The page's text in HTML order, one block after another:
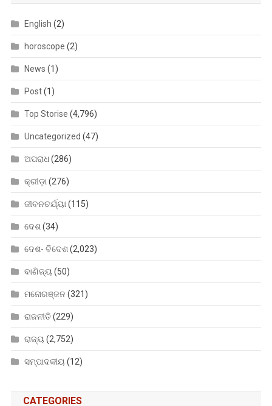
English (2)
horoscope (2)
News (1)
Post(1)
Top Storise (4,796)
Uncategorized (47)
ଅପରାଧ(286)
କ୍ରୀଡ଼ା(276)
ଜୀବନଚର୍ଯ୍ୟା(115)
ଦେଶ(34)
ଦେଶ- ବିଦେଶ(2,023)
ବାଣିଜ୍ୟ (50)
ମନୋରଞ୍ଜନ (321)
ରାଜନୀତି(229)
ରାଜ୍ୟ (2,752)
ସମ୍ପାଦକୀୟ (12)
CATEGORIES